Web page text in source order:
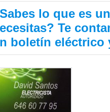
lo que es
Te
boletín eléctrico